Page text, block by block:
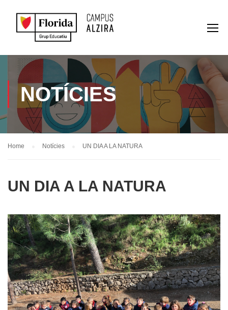
NOTÍCIES
Home Notícies UN DIA A LA NATURA
UN DIA A LA NATURA